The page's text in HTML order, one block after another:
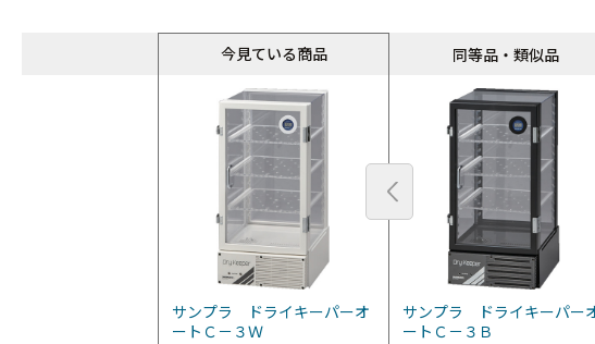
今見ている商品 同等品・類似品
サンプラ ドライキーパーオ
ートＣ－３Ｗ
サンプラ ドライキーパー
ートＣ－３Ｂ
同等品・類似品